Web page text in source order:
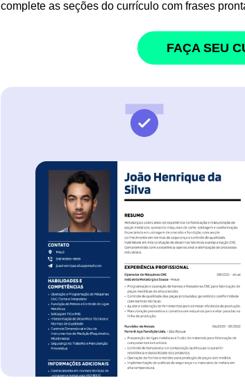
complete as seções do currículo com frases
FAÇA SEU